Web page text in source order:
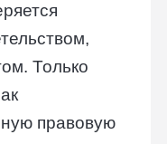
Только
правовую